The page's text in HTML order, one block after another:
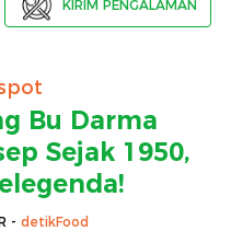
KIRIM PENGALAMAN
Bu Darma
Sejak 1950,
- detikFood